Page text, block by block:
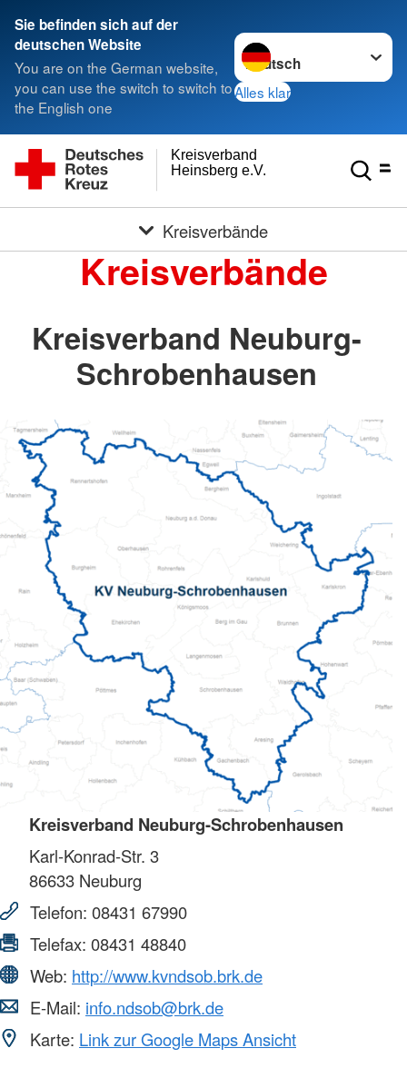
Sie befinden sich auf der
deutschen Website
You are on the German website,
you can use the switch to switch to
the English one
Sprache wechseln zu
Alles klar
Heinsberg e.V.
Kreisverband
Kreisverbände
Kreisverbände
Kreisverband Neuburg-
Schrobenhausen
Kreisverband Neuburg-Schrobenhausen
Karl-Konrad-Str. 3
86633 Neuburg
Telefon: 08431 67990
Telefax: 08431 48840
Web: http://www.kvndsob.brk.de
E-Mail: info.ndsob@brk.de
Karte: Link zur Google Maps Ansicht